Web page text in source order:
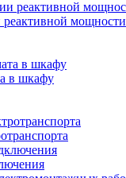
мощности
в шкафу